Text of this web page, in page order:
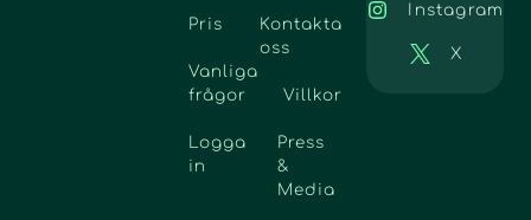
Pris
Vanliga
frågor
Logga
in
Kontakta
oss
Villkor
Press
&
Media
Instagram
X